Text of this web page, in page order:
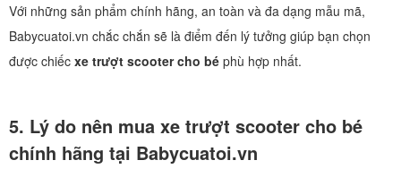
Với những sản phẩm chính hãng, an toàn và đa dạng mẫu mã,
Babycuatoi.vn chắc chắn sẽ là điểm đến lý tưởng giúp bạn chọn
được chiếc xe trượt scooter cho bé phù hợp nhất.
5. Lý do nên mua xe trượt scooter cho bé
chính hãng tại Babycuatoi.vn